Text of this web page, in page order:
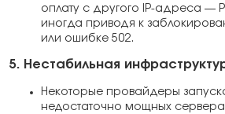
оплату с другого IP-адреса —
иногда приводя к
или ошибке 502.
5. Нестабильная
Некоторые провайдеры
недостаточно мощных